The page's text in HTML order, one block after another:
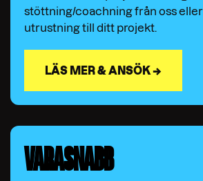
stöttning/coachning från oss
utrustning till ditt projekt.
LÄS MER & ANSÖK →
VARASNABB